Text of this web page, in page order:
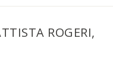
ROGERI,